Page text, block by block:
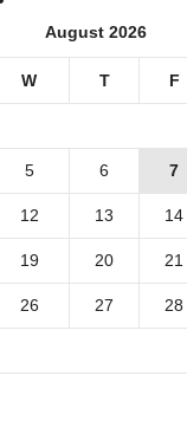
August 2026
W T F
5 6 7
12 13 14
19 20 21
26 27 28